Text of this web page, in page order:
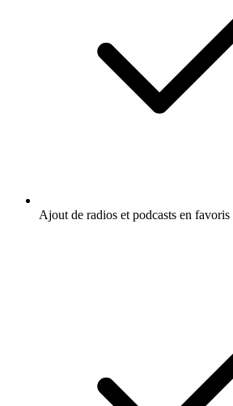
Ajout de radios et podcasts en favoris